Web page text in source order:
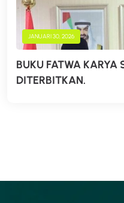
JANUARI 30, 2026
BUKU FATWA KARYA
DITERBITKAN.